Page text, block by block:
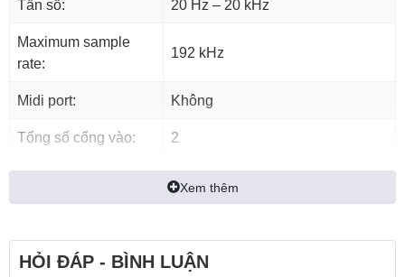
card Alctron U16K MK3
01 Adapter 5V
01 Tài liệu sản phẩm
01 Đĩa phần mềm thu âm
Sound card Alctron U16K MKIIIUSB được thiết kế cải
thiện đẹp mắt hơn, trau chuốt trong từng chi tiết, kích thước
Tần số: 20 Hz – 20 kHz
Maximum sample
rate:
192 kHz
Midi port: Không
Tổng số cổng vào: 2
Xem thêm
HỎI ĐÁP - BÌNH LUẬN